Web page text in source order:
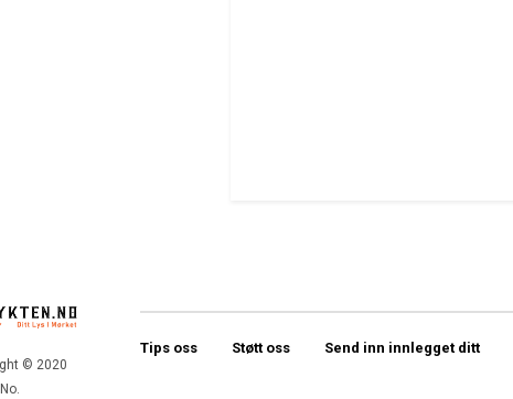
© 2020
Tips oss Støtt oss Send inn innlegget ditt